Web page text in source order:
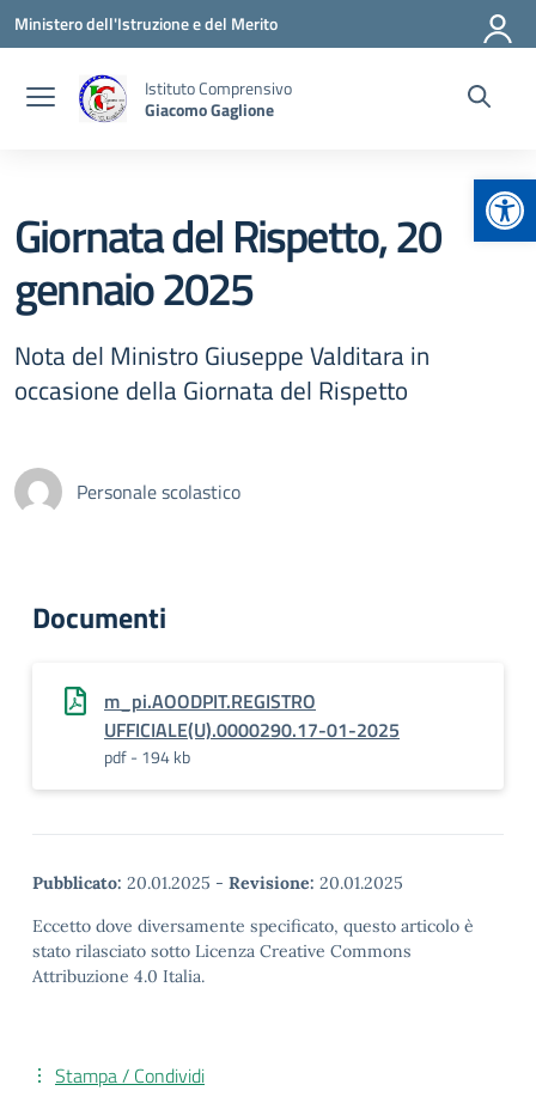
Vai ai contenuti
Vai al menu di navigazione
Vai al footer
Ministero dell'Istruzione e del Merito
Istituto Comprensivo
Giacomo Gaglione
Giornata del Rispetto, 20
gennaio 2025
Nota del Ministro Giuseppe Valditara in
occasione della Giornata del Rispetto
Personale scolastico
Documenti
m_pi.AOODPIT.REGISTRO
UFFICIALE(U).0000290.17-01-2025
pdf - 194 kb
Pubblicato: 20.01.2025 - Revisione: 20.01.2025
Eccetto dove diversamente specificato, questo articolo è
stato rilasciato sotto Licenza Creative Commons
Attribuzione 4.0 Italia.
Stampa / Condividi